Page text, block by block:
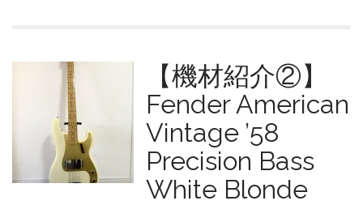
【機材紹介②】
Fender American
Vintage ’58
Precision Bass
White Blonde